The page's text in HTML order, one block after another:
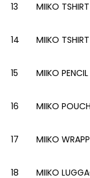
13 MIIKO
14 MIIKO
15 MIIKO
16 MIIKO POUCH
17 MIIKO
18 MIIKO